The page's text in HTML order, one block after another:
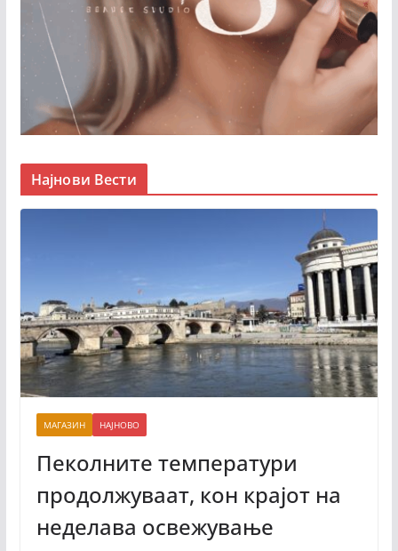
Најнови Вести
МАГАЗИН НАЈНОВО
Пеколните температури
продолжуваат, кон крајот на
неделава освежување